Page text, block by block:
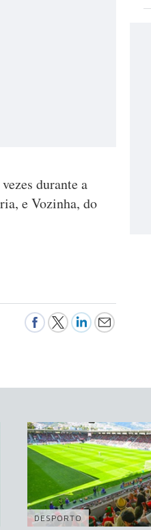
durante a
e Vozinha, do
DESPORTO